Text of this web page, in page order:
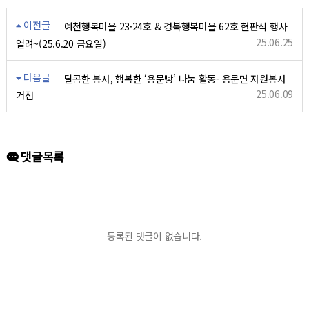
이전글
예천행복마을 23·24호 & 경북행복마을 62호 현판식 행사
열려~(25.6.20 금요일)
25.06.25
다음글
달콤한 봉사, 행복한 ‘용문빵’ 나눔 활동- 용문면 자원봉사
거점
25.06.09
댓글목록
등록된 댓글이 없습니다.